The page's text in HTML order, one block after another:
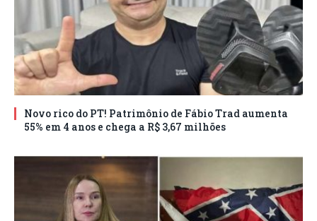
Novo rico do PT! Patrimônio de Fábio Trad aumenta
55% em 4 anos e chega a R$ 3,67 milhões